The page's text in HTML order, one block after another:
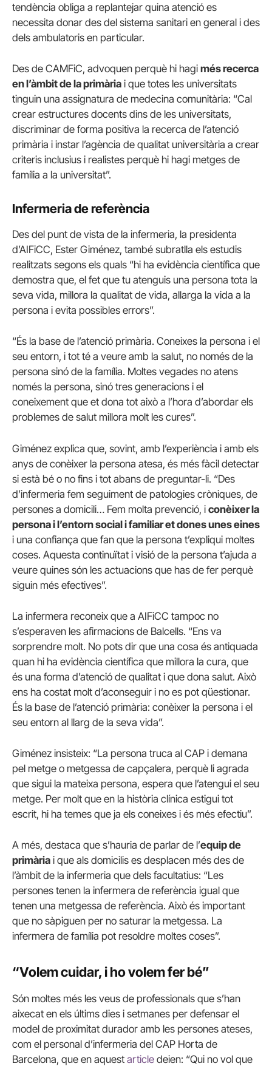
tendència obliga a replantejar quina atenció es
necessita donar des del sistema sanitari en general i des
dels ambulatoris en particular.
Des de CAMFiC, advoquen perquè hi hagi més recerca
en l’àmbit de la primària i que totes les universitats
tinguin una assignatura de medecina comunitària: “Cal
crear estructures docents dins de les universitats,
discriminar de forma positiva la recerca de l’atenció
primària i instar l’agència de qualitat universitària a crear
criteris inclusius i realistes perquè hi hagi metges de
família a la universitat”.
Infermeria de referència
Des del punt de vista de la infermeria, la presidenta
d’AIFiCC, Ester Giménez, també subratlla els estudis
realitzats segons els quals “hi ha evidència científica que
demostra que, el fet que tu atenguis una persona tota la
seva vida, millora la qualitat de vida, allarga la vida a la
persona i evita possibles errors”.
“És la base de l’atenció primària. Coneixes la persona i el
seu entorn, i tot té a veure amb la salut, no només de la
persona sinó de la família. Moltes vegades no atens
només la persona, sinó tres generacions i el
coneixement que et dona tot això a l’hora d’abordar els
problemes de salut millora molt les cures”.
Giménez explica que, sovint, amb l’experiència i amb els
anys de conèixer la persona atesa, és més fàcil detectar
si està bé o no fins i tot abans de preguntar-li. “Des
d’infermeria fem seguiment de patologies cròniques, de
persones a domicili… Fem molta prevenció, i conèixer la
persona i l’entorn social i familiar et dones unes eines
i una confiança que fan que la persona t’expliqui moltes
coses. Aquesta continuïtat i visió de la persona t’ajuda a
veure quines són les actuacions que has de fer perquè
siguin més efectives”.
La infermera reconeix que a AIFiCC tampoc no
s’esperaven les afirmacions de Balcells. “Ens va
sorprendre molt. No pots dir que una cosa és antiquada
quan hi ha evidència científica que millora la cura, que
és una forma d’atenció de qualitat i que dona salut. Això
ens ha costat molt d’aconseguir i no es pot qüestionar.
És la base de l’atenció primària: conèixer la persona i el
seu entorn al llarg de la seva vida”.
Giménez insisteix: “La persona truca al CAP i demana
pel metge o metgessa de capçalera, perquè li agrada
que sigui la mateixa persona, espera que l’atengui el seu
metge. Per molt que en la història clínica estigui tot
escrit, hi ha temes que ja els coneixes i és més efectiu”.
A més, destaca que s’hauria de parlar de l’equip de
primària i que als domicilis es desplacen més des de
l’àmbit de la infermeria que dels facultatius: “Les
persones tenen la infermera de referència igual que
tenen una metgessa de referència. Això és important
que no sàpiguen per no saturar la metgessa. La
infermera de família pot resoldre moltes coses”.
“Volem cuidar, i ho volem fer bé”
Són moltes més les veus de professionals que s’han
aixecat en els últims dies i setmanes per defensar el
model de proximitat durador amb les persones ateses,
com el personal d’infermeria del CAP Horta de
Barcelona, que en aquest article deien: “Qui no vol que